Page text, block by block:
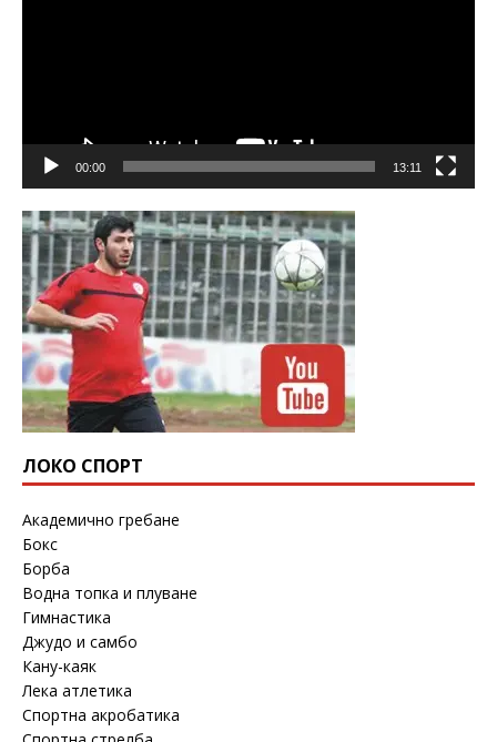
00:00 13:11
ЛОКО СПОРТ
Академично гребане
Бокс
Борба
Водна топка и плуване
Гимнастика
Джудо и самбо
Кану-каяк
Лека атлетика
Спортна акробатика